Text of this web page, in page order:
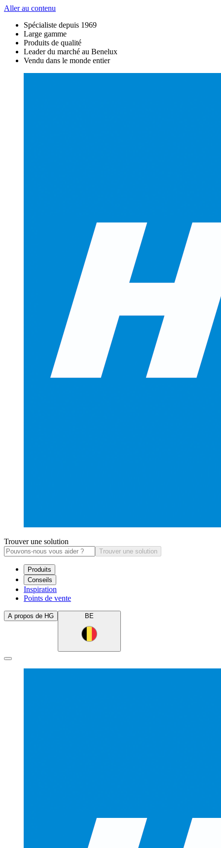
Aller au contenu
Spécialiste depuis 1969
Large gamme
Produits de qualité
Leader du marché au Benelux
Vendu dans le monde entier
Trouver une solution
Trouver une solution
Produits
Conseils
Inspiration
Points de vente
A propos de HG BE